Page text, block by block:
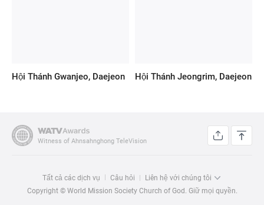
Hội Thánh Gwanjeo, Daejeon Hội Thánh Jeongrim, Daejeon
Witness of Ahnsahnghong TeleVision
Tất cả các dịch vụ Câu hỏi
Liên hệ với chúng tôi
Copyright © World Mission Society Church of God. Giữ mọi quyền.